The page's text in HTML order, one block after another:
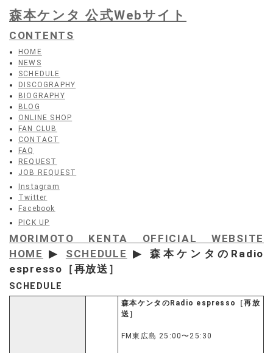
森本ケンタ 公式Webサイト
CONTENTS
HOME
NEWS
SCHEDULE
DISCOGRAPHY
BIOGRAPHY
BLOG
ONLINE SHOP
FAN CLUB
CONTACT
FAQ
REQUEST
JOB REQUEST
Instagram
Twitter
Facebook
PICK UP
MORIMOTO KENTA OFFICIAL WEBSITE
HOME ▶ SCHEDULE ▶ 森本ケンタのRadio
espresso［再放送］
SCHEDULE
森本ケンタのRadio espresso［再放
送］
FM東広島 25:00〜25:30